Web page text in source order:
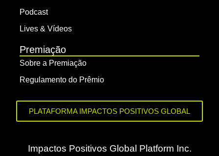
Podcast
Lives & Vídeos
Premiação
Sobre a Premiação
Regulamento do Prêmio
PLATAFORMA IMPACTOS POSITIVOS GLOBAL
Impactos Positivos Global Platform Inc.